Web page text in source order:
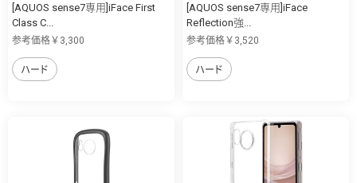
[AQUOS sense7専用]iFace First
Class C...
参考価格￥3,300
ハード
[AQUOS sense7専用]iFace
Reflection強...
参考価格￥3,520
ハード